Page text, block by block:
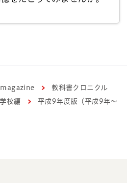
教科書クロニクル
校編
平成9年度版（平成9年～